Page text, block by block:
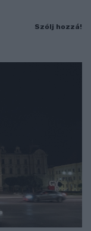
Szólj hozzá!